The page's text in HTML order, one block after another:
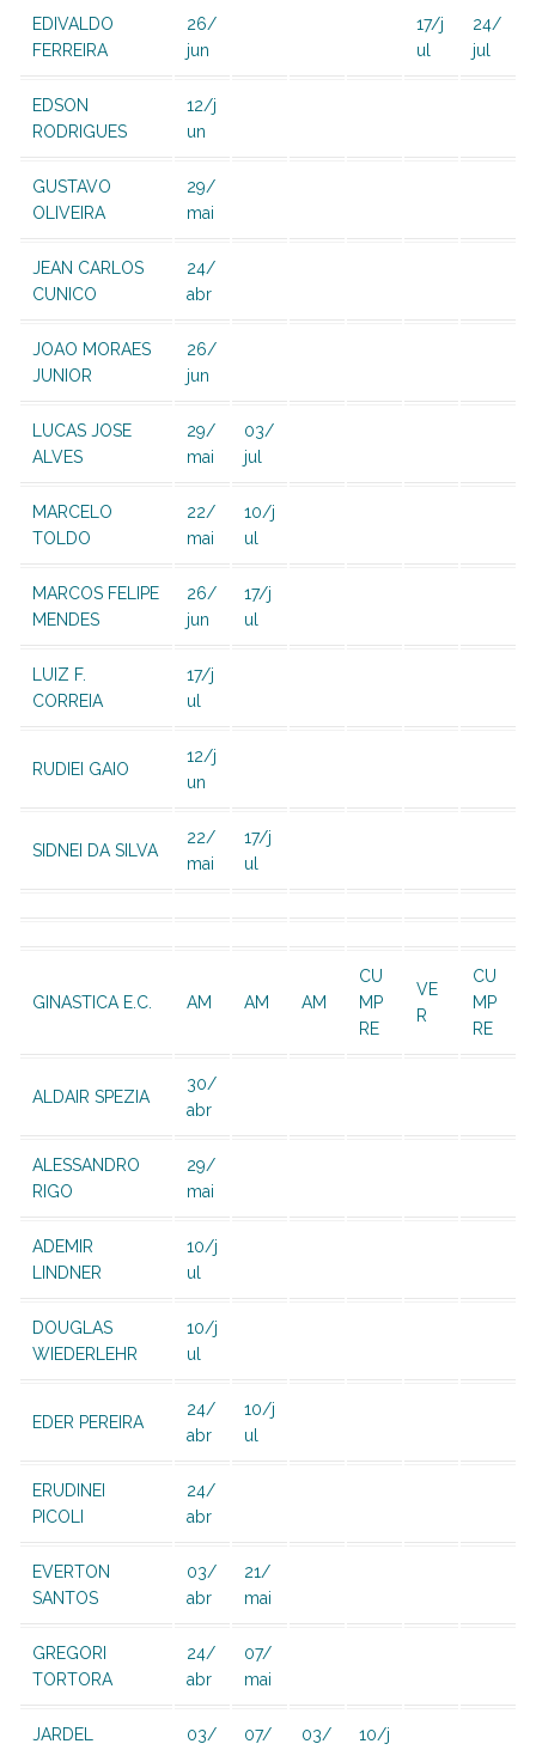
EDIVALDO
FERREIRA
26/
jun
17/j
ul
24/
jul
EDSON
RODRIGUES
12/j
un
GUSTAVO
OLIVEIRA
29/
mai
JEAN CARLOS
CUNICO
24/
abr
JOAO MORAES
JUNIOR
26/
jun
LUCAS JOSE
ALVES
29/
mai
03/
jul
MARCELO
TOLDO
22/
mai
10/j
ul
MARCOS FELIPE
MENDES
26/
jun
17/j
ul
LUIZ F.
CORREIA
17/j
ul
RUDIEI GAIO
12/j
un
SIDNEI DA SILVA
22/
mai
17/j
ul
GINASTICA E.C. AM AM AM
CU
MP
RE
VE
R
CU
MP
RE
ALDAIR SPEZIA
30/
abr
ALESSANDRO
RIGO
29/
mai
ADEMIR
LINDNER
10/j
ul
DOUGLAS
WIEDERLEHR
10/j
ul
EDER PEREIRA
24/
abr
10/j
ul
ERUDINEI
PICOLI
24/
abr
EVERTON
SANTOS
03/
abr
21/
mai
GREGORI
TORTORA
24/
abr
07/
mai
JARDEL 03/ 07/ 03/ 10/j